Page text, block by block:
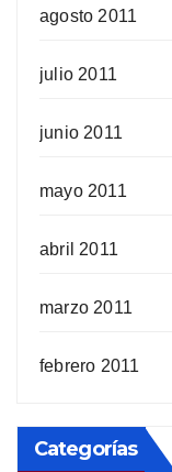
agosto 2011
julio 2011
junio 2011
mayo 2011
abril 2011
marzo 2011
febrero 2011
Categorías